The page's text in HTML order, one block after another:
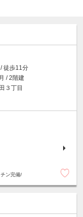
/ 徒歩11分
/ 2階建
３丁目
ン完備/